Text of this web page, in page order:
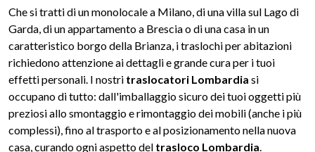
Che si tratti di un monolocale a Milano, di una villa sul Lago di
Garda, di un appartamento a Brescia o di una casa in un
caratteristico borgo della Brianza, i traslochi per abitazioni
richiedono attenzione ai dettagli e grande cura per i tuoi
effetti personali. I nostri traslocatori Lombardia si
occupano di tutto: dall'imballaggio sicuro dei tuoi oggetti più
preziosi allo smontaggio e rimontaggio dei mobili (anche i più
complessi), fino al trasporto e al posizionamento nella nuova
casa, curando ogni aspetto del trasloco Lombardia